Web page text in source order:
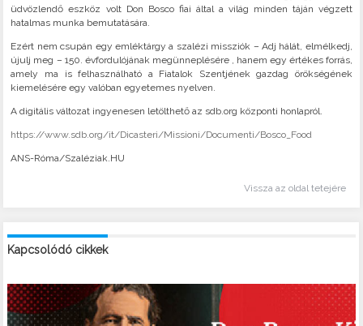
üdvözlendő eszköz volt Don Bosco fiai által a világ minden táján végzett
hatalmas munka bemutatására.
Ezért nem csupán egy emléktárgy a szalézi missziók – Adj hálát, elmélkedj,
újulj meg – 150. évfordulójának megünneplésére , hanem egy értékes forrás,
amely ma is felhasználható a Fiatalok Szentjének gazdag örökségének
kiemelésére egy valóban egyetemes nyelven.
A digitális változat ingyenesen letölthető az sdb.org központi honlapról.
https://www.sdb.org/it/Dicasteri/Missioni/Documenti/Bosco_Food
ANS-Róma/Szaléziak.HU
Vissza az oldal tetejére
Kapcsolódó cikkek